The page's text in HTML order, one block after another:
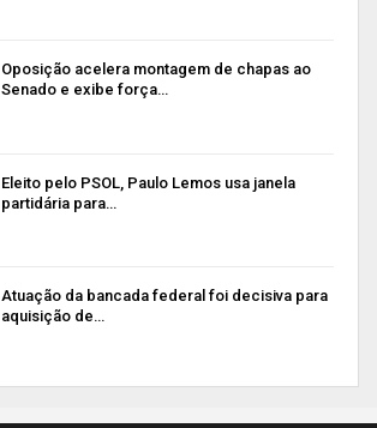
Oposição acelera montagem de chapas ao
Senado e exibe força…
Eleito pelo PSOL, Paulo Lemos usa janela
partidária para…
Atuação da bancada federal foi decisiva para
aquisição de…